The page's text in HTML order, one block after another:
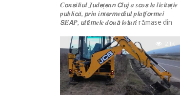
𝑪𝙤𝒏𝙨𝒊𝙡𝒊𝙪𝒍 𝑱𝙪𝒅𝙚𝒕̦𝙚𝒂𝙣 𝘾𝒍𝙪𝒋 𝒂 𝒔𝙘𝒐𝙨 𝙡𝒂 𝒍𝙞𝒄𝙞𝒕𝙖𝒕̦𝙞𝒆
𝒑𝙪𝒃𝙡𝒊𝙘𝒂̆, 𝙥𝒓𝙞𝒏 𝒊𝙣𝒕𝙚𝒓𝙢𝒆𝙙𝒊𝙪𝒍 𝒑𝙡𝒂𝙩𝒇𝙤𝒓𝙢𝒆𝙞
𝙎𝑬𝘼𝑷, 𝙪𝒍𝙩𝒊𝙢𝒆𝙡𝒆 𝒅𝙤𝒖𝙖̆ 𝙡𝒐𝙩𝒖𝙧𝒊 rămase din
2.1K